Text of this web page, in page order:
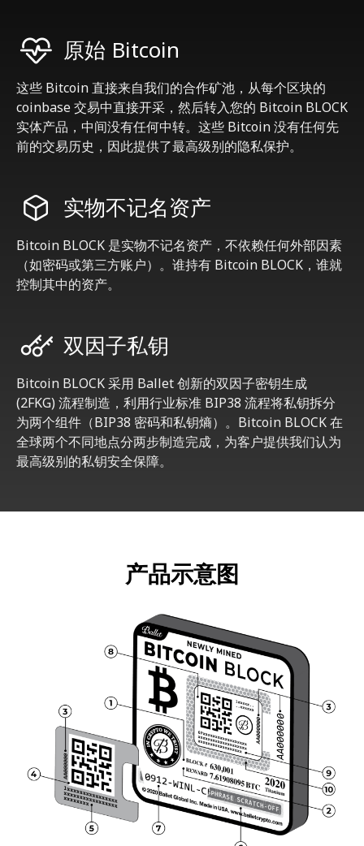
原始 Bitcoin
这些 Bitcoin 直接来自我们的合作矿池，从每个区块的
coinbase 交易中直接开采，然后转入您的 Bitcoin BLOCK
实体产品，中间没有任何中转。这些 Bitcoin 没有任何先
前的交易历史，因此提供了最高级别的隐私保护。
实物不记名资产
Bitcoin BLOCK 是实物不记名资产，不依赖任何外部因素
（如密码或第三方账户）。谁持有 Bitcoin BLOCK，谁就
控制其中的资产。
双因子私钥
Bitcoin BLOCK 采用 Ballet 创新的双因子密钥生成
(2FKG) 流程制造，利用行业标准 BIP38 流程将私钥拆分
为两个组件（BIP38 密码和私钥熵）。Bitcoin BLOCK 在
全球两个不同地点分两步制造完成，为客户提供我们认为
最高级别的私钥安全保障。
产品示意图